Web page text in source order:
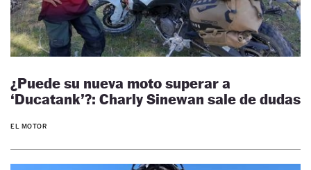
¿Puede su nueva moto superar a
‘Ducatank’?: Charly Sinewan sale de dudas
EL MOTOR